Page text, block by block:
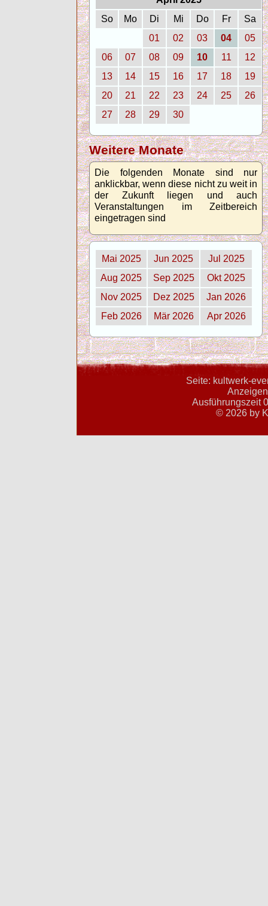
So
Mo Di Mi Do Fr
Sa
01
02 03 04
05
06
07 08 09 10 11
12
13
14 15 16 17 18
19
20
21 22 23 24 25
26
27
28 29 30
Weitere Monate
Die folgenden Monate sind nur
anklickbar, wenn diese nicht zu weit in
der Zukunft liegen und auch
Veranstaltungen im Zeitbereich
eingetragen sind
Mai 2025 Jun 2025
Jul 2025
Aug 2025
Sep 2025
Okt 2025
Nov 2025
Dez 2025
Jan 2026
Feb 2026
Mär 2026 Apr 2026
Seite: kultwerk-
Ausführungszeit
© 2026 by